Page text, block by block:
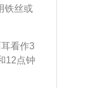
铁丝或
如果
急措
所有的
然后将
的东
看作3
12点钟
握住